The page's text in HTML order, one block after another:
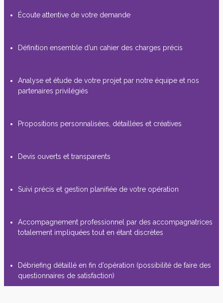
Écoute attentive de votre demande
Définition ensemble d’un cahier des charges précis
Analyse et étude de votre projet par notre équipe et nos
partenaires privilégiés
Propositions personnalisées, détaillées et créatives
Devis ouverts et transparents
Suivi précis et gestion planifiée de votre opération
Accompagnement professionnel par des accompagnatrices
totalement impliquées tout en étant discrètes
Débriefing détaillé en fin d’opération (possibilité de faire des
questionnaires de satisfaction)